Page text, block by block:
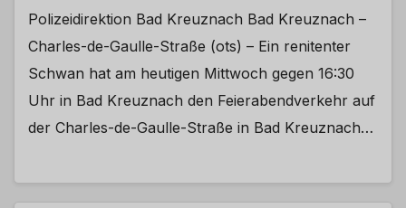
Polizeidirektion Bad Kreuznach Bad Kreuznach –
Charles-de-Gaulle-Straße (ots) – Ein renitenter
Schwan hat am heutigen Mittwoch gegen 16:30
Uhr in Bad Kreuznach den Feierabendverkehr auf
der Charles-de-Gaulle-Straße in Bad Kreuznach…